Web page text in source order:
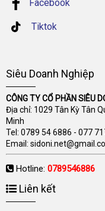
Facebook
Tiktok
Siêu Doanh Nghiệp
CÔNG TY CỔ PHẦN SIÊU
Địa chỉ: 1029 Tân Kỳ Tân
Minh
Tel: 0789 54 6886 - 077
Email:
Hotline: 0789546886
Liên kết